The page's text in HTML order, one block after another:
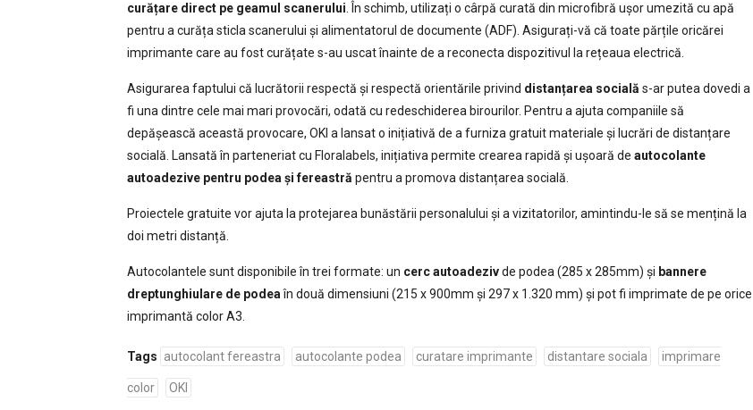
curățare direct pe geamul scanerului . În schimb, utilizați o cârpă curată din microfibră ușor umezită cu apă
pentru a curăța sticla scanerului și alimentatorul de documente (ADF). Asigurați-vă că toate părțile oricărei
imprimante care au fost curățate s-au uscat înainte de a reconecta dispozitivul la rețeaua electrică.
Asigurarea faptului că lucrătorii respectă și respectă orientările privind distanțarea socială s-ar putea dovedi a
fi una dintre cele mai mari provocări, odată cu redeschiderea birourilor. Pentru a ajuta companiile să
depășească această provocare, OKI a lansat o inițiativă de a furniza gratuit materiale și lucrări de distanțare
socială. Lansată în parteneriat cu Floralabels, inițiativa permite crearea rapidă și ușoară de autocolante
autoadezive pentru podea și fereastră pentru a promova distanțarea socială.
Proiectele gratuite vor ajuta la protejarea bunăstării personalului și a vizitatorilor, amintindu-le să se mențină la
doi metri distanță.
Autocolantele sunt disponibile în trei formate: un cerc autoadezivde podea (285 x 285mm) și bannere
dreptunghiulare de podeaîn două dimensiuni (215 x 900mm și 297 x 1.320 mm) și pot fi imprimate de pe orice
imprimantă color A3.
Tags autocolant fereastra autocolante podea curatare imprimante distantare sociala imprimare
color OKI